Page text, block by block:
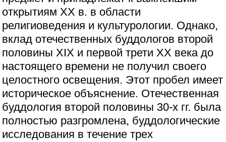
открытиям XX в. в области
религиоведения и культурологии. Однако,
вклад отечественных буддологов второй
половины XIX и первой трети XX века до
настоящего времени не получил своего
целостного освещения. Этот пробел имеет
историческое объяснение. Отечественная
буддология второй половины 30-х гг. была
полностью разгромлена, буддологические
исследования в течение трех